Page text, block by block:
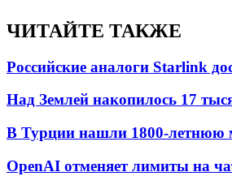
ЧИТАЙТЕ ТАКЖЕ
Российские аналоги Starlink
Над Землей накопилось 17
В Турции нашли 1800-летнюю
OpenAI отменяет лимиты на